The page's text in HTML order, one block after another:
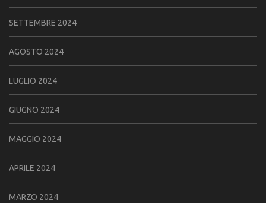
SETTEMBRE 2024
AGOSTO 2024
LUGLIO 2024
GIUGNO 2024
MAGGIO 2024
APRILE 2024
MARZO 2024